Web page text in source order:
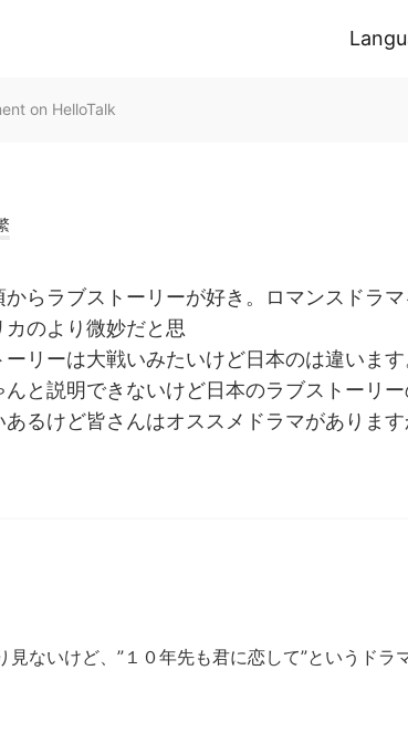
on HelloTalk
らラブストーリーが好き。ロマンスドラ
のより微妙だと思
リーは大戦いみたいけど日本のは違いま
んと説明できないけど日本のラブストーリ
るけど皆さんはオススメドラマがあります
ないけど、”１０年先も君に恋して”というドラ